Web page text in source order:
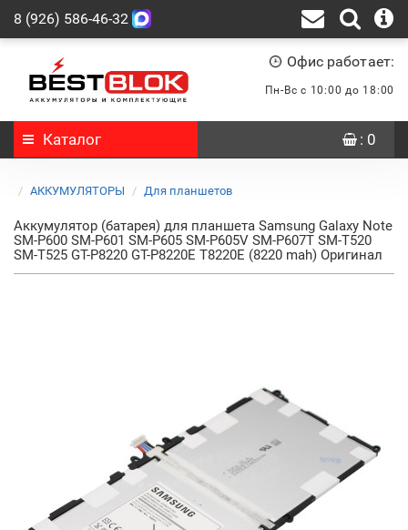
8 (926) 586-46-32
Офис работает:
Пн-Вс с 10:00 до 18:00
Каталог : 0
АККУМУЛЯТОРЫ Для планшетов
Аккумулятор (батарея) для планшета Samsung Galaxy Note
SM-P600 SM-P601 SM-P605 SM-P605V SM-P607T SM-T520
SM-T525 GT-P8220 GT-P8220E T8220E (8220 mah) Оригинал